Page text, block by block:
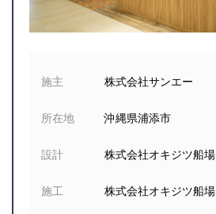
施主 株式会社サンエー
所在地 沖縄県浦添市
設計 株式会社オキジツ船場
施工 株式会社オキジツ船場